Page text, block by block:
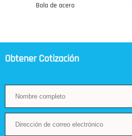
Bola de acero
Obtener Cotización